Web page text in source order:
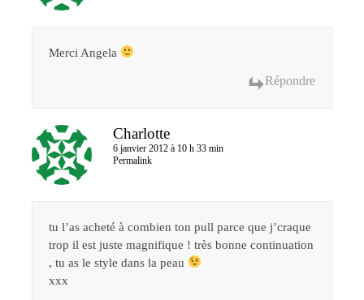
Merci Angela
Répondre
Charlotte
6 janvier 2012 à 10 h 33 min
Permalink
tu l’as acheté à combien ton pull parce que j’craque
trop il est juste magnifique ! très bonne continuation
, tu as le style dans la peau
xxx